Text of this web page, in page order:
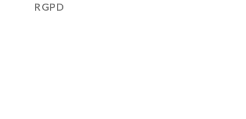
RGPD